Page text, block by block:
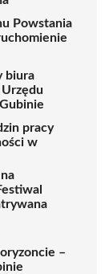
Powstania
biura
pracy
w
–